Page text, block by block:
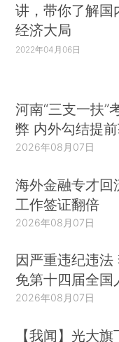
讲，带你了解国
经济大局
2022年04月06日
河南“三支一扶”
弊 内外勾结提
2026年08月07日
海外金融专才回
工作签证翻倍
2026年08月07日
因严重违纪违法
免第十四届全国
2026年08月07日
【我闻】光大